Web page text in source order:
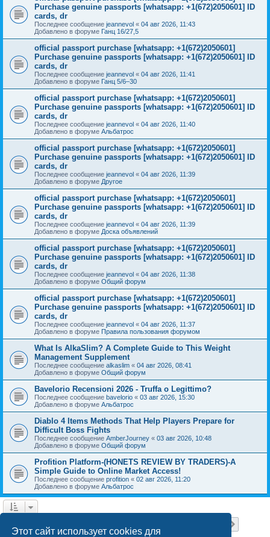
Этот сайт использует cookies для
Purchase genuine passports [whatsapp: +1(672)2050601] ID
cards, dr
Последнее сообщение jeannevol « 04 авг 2026, 11:43
Добавлено в форуме Ганц 16/27,5
official passport purchase [whatsapp: +1(672)2050601]
Purchase genuine passports [whatsapp: +1(672)2050601] ID
cards, dr
Последнее сообщение jeannevol « 04 авг 2026, 11:41
Добавлено в форуме Ганц 5/6–30
official passport purchase [whatsapp: +1(672)2050601]
Purchase genuine passports [whatsapp: +1(672)2050601] ID
cards, dr
Последнее сообщение jeannevol « 04 авг 2026, 11:40
Добавлено в форуме Альбатрос
official passport purchase [whatsapp: +1(672)2050601]
Purchase genuine passports [whatsapp: +1(672)2050601] ID
cards, dr
Последнее сообщение jeannevol « 04 авг 2026, 11:39
Добавлено в форуме Другое
official passport purchase [whatsapp: +1(672)2050601]
Purchase genuine passports [whatsapp: +1(672)2050601] ID
cards, dr
Последнее сообщение jeannevol « 04 авг 2026, 11:39
Добавлено в форуме Доска объявлений
official passport purchase [whatsapp: +1(672)2050601]
Purchase genuine passports [whatsapp: +1(672)2050601] ID
cards, dr
Последнее сообщение jeannevol « 04 авг 2026, 11:38
Добавлено в форуме Общий форум
official passport purchase [whatsapp: +1(672)2050601]
Purchase genuine passports [whatsapp: +1(672)2050601] ID
cards, dr
Последнее сообщение jeannevol « 04 авг 2026, 11:37
Добавлено в форуме Правила пользования форумом
What Is AlkaSlim? A Complete Guide to This Weight
Management Supplement
Последнее сообщение alkaslim « 04 авг 2026, 08:41
Добавлено в форуме Общий форум
Bavelorio Recensioni 2026 - Truffa o Legittimo?
Последнее сообщение bavelorio « 03 авг 2026, 15:30
Добавлено в форуме Альбатрос
Diablo 4 Items Methods That Help Players Prepare for
Difficult Boss Fights
Последнее сообщение AmberJourney « 03 авг 2026, 10:48
Добавлено в форуме Общий форум
Profition Platform-(HONETS REVIEW BY TRADERS)-A
Simple Guide to Online Market Access!
Последнее сообщение profition « 02 авг 2026, 11:20
Добавлено в форуме Альбатрос